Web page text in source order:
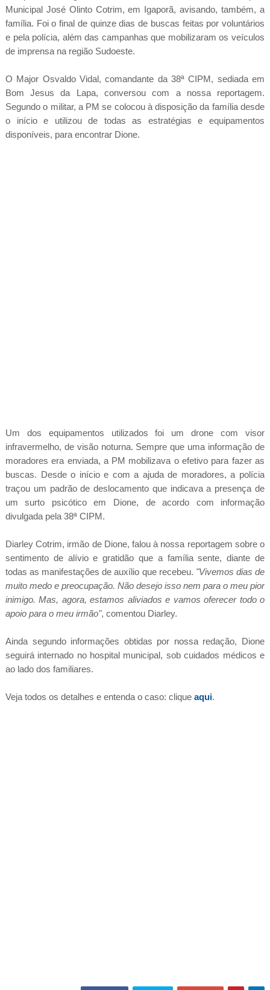
Municipal José Olinto Cotrim, em Igaporã, avisando, também, a
família. Foi o final de quinze dias de buscas feitas por voluntários
e pela polícia, além das campanhas que mobilizaram os veículos
de imprensa na região Sudoeste.
O Major Osvaldo Vidal, comandante da 38ª CIPM, sediada em
Bom Jesus da Lapa, conversou com a nossa reportagem.
Segundo o militar, a PM se colocou à disposição da família desde
o início e utilizou de todas as estratégias e equipamentos
disponíveis, para encontrar Dione.
Um dos equipamentos utilizados foi um drone com visor
infravermelho, de visão noturna. Sempre que uma informação de
moradores era enviada, a PM mobilizava o efetivo para fazer as
buscas. Desde o início e com a ajuda de moradores, a polícia
traçou um padrão de deslocamento que indicava a presença de
um surto psicótico em Dione, de acordo com informação
divulgada pela 38ª CIPM.
Diarley Cotrim, irmão de Dione, falou à nossa reportagem sobre o
sentimento de alívio e gratidão que a família sente, diante de
todas as manifestações de auxílio que recebeu. "Vivemos dias de
muito medo e preocupação. Não desejo isso nem para o meu pior
inimigo. Mas, agora, estamos aliviados e vamos oferecer todo o
apoio para o meu irmão", comentou Diarley.
Ainda segundo informações obtidas por nossa redação, Dione
seguirá internado no hospital municipal, sob cuidados médicos e
ao lado dos familiares.
Veja todos os detalhes e entenda o caso: clique aqui.